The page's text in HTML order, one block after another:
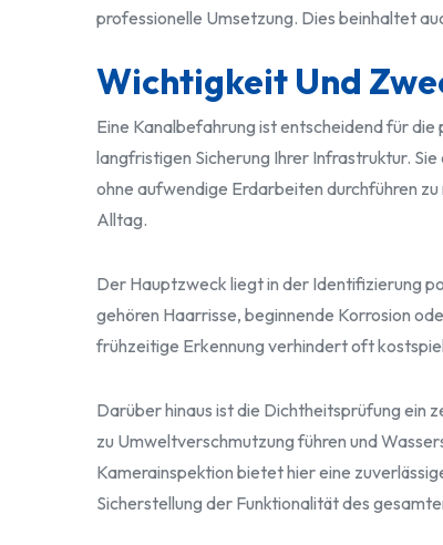
professionelle Umsetzung. Dies beinhaltet
Wichtigkeit Und
Eine Kanalbefahrung ist entscheidend für
langfristigen Sicherung Ihrer Infrastruktur.
ohne aufwendige Erdarbeiten durchführen
Alltag.
Der Hauptzweck liegt in der Identifizierung
gehören Haarrisse, beginnende Korrosion
frühzeitige Erkennung verhindert oft
Darüber hinaus ist die Dichtheitsprüfung ein
zu Umweltverschmutzung führen und
Kamerainspektion bietet hier eine
Sicherstellung der Funktionalität des